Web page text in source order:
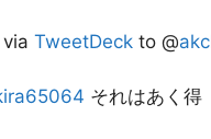
via TweetDeck to @
それはあく得